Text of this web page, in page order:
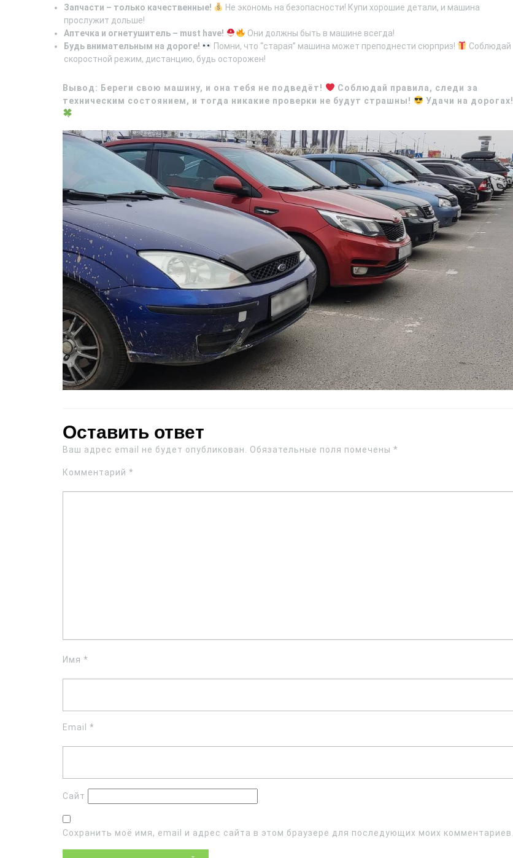
Запчасти – только качественные!
Не экономь на безопасности! Купи хорошие детали, и машина
прослужит дольше!
Аптечка и огнетушитель – must have!
Они должны быть в машине всегда!
Будь внимательным на дороге!
Помни, что “старая” машина может преподнести сюрприз!
Соблюдай
скоростной режим, дистанцию, будь осторожен!
Вывод: Береги свою машину, и она тебя не подведёт!
Соблюдай правила, следи за
техническим состоянием, и тогда никакие проверки не будут страшны!
Удачи на дорогах!
Оставить ответ
Ваш адрес email не будет опубликован. Обязательные поля помечены *
Комментарий *
Имя *
Email *
Сайт
Сохранить моё имя, email и адрес сайта в этом браузере для последующих моих комментариев.